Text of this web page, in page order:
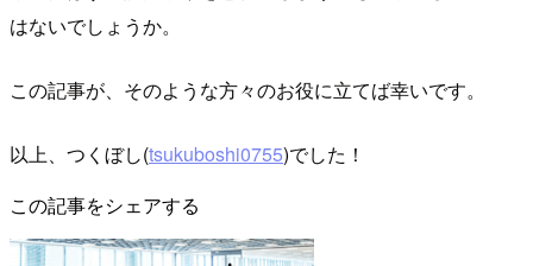
はないでしょうか。
この記事が、そのような方々のお役に立てば幸いです。
以上、つくぼし(tsukuboshi0755)でした！
この記事をシェアする